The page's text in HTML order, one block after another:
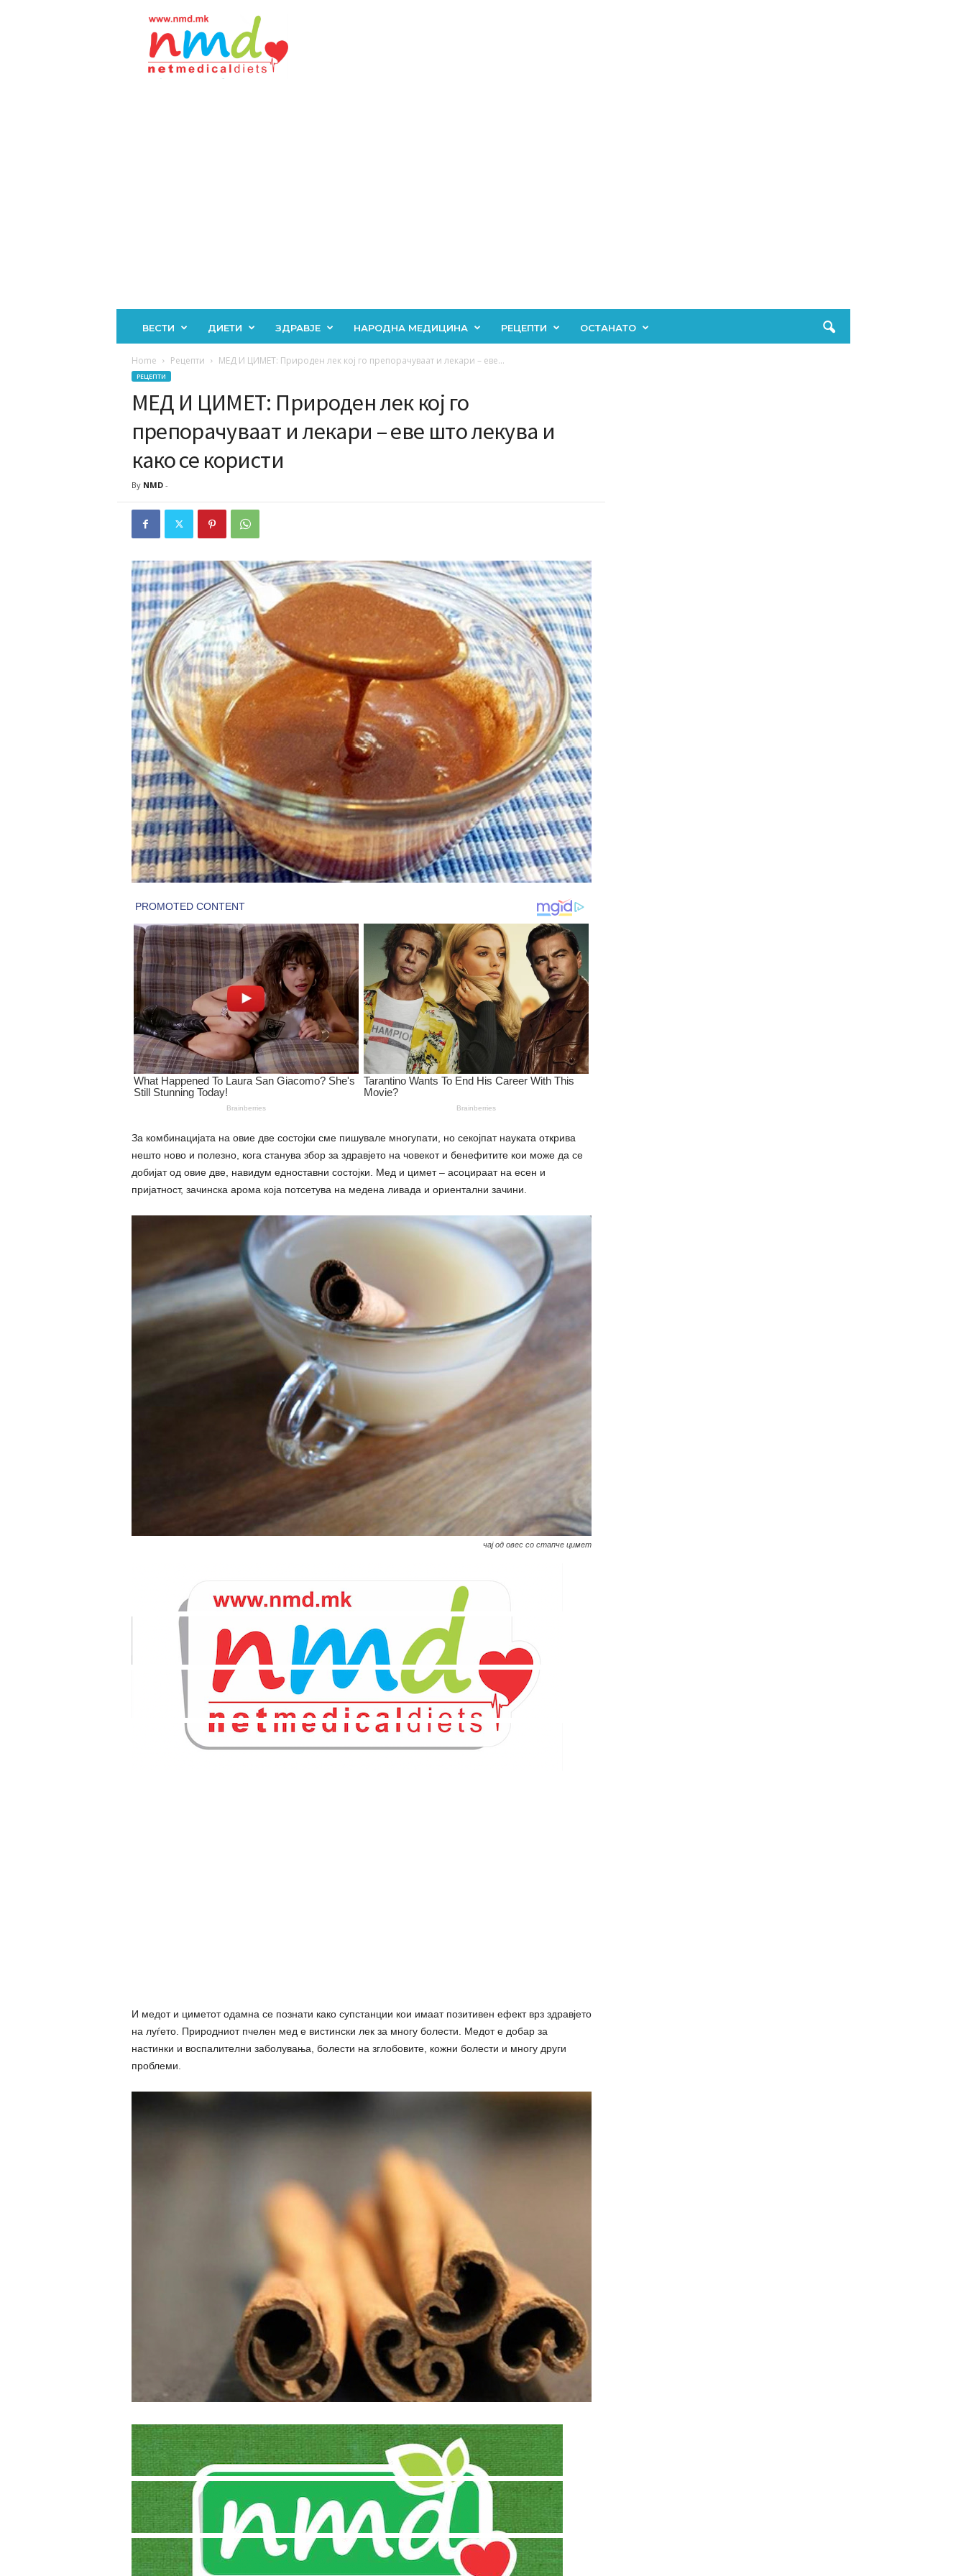
ВЕСТИ ДИЕТИ ЗДРАВЈЕ НАРОДНА МЕДИЦИНА РЕЦЕПТИ ОСТАНАТО
Home Рецепти МЕД И ЦИМЕТ: Природен лек кој го препорачуваат и лекари – еве...
РЕЦЕПТИ
МЕД И ЦИМЕТ: Природен лек кој го
препорачуваат и лекари – еве што лекува и
како се користи
By NMD-
За комбинацијата на овие две состојки сме пишувале многупати, но секојпат науката открива
нешто ново и полезно, кога станува збор за здравјето на човекот и бенефитите кои може да се
добијат од овие две, навидум едноставни состојки. Мед и цимет – асоцираат на есен и
пријатност, зачинска арома која потсетува на медена ливада и ориентални зачини.
чај од овес со стапче цимет
И медот и циметот одамна се познати како супстанции кои имаат позитивен ефект врз здравјето
на луѓето. Природниот пчелен мед е вистински лек за многу болести. Медот е добар за
настинки и воспалителни заболувања, болести на зглобовите, кожни болести и многу други
проблеми.